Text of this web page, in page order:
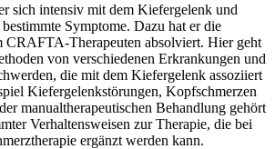
sich intensiv mit dem Kiefergelenk und
Symptome. Dazu hat er die
CRAFTA-Therapeuten absolviert. Hier geht
von verschiedenen Erkrankungen und
die mit dem Kiefergelenk assoziiert
Kiefergelenkstörungen, Kopfschmerzen
manualtherapeutischen Behandlung gehört
Verhaltensweisen zur Therapie, die bei
ergänzt werden kann.